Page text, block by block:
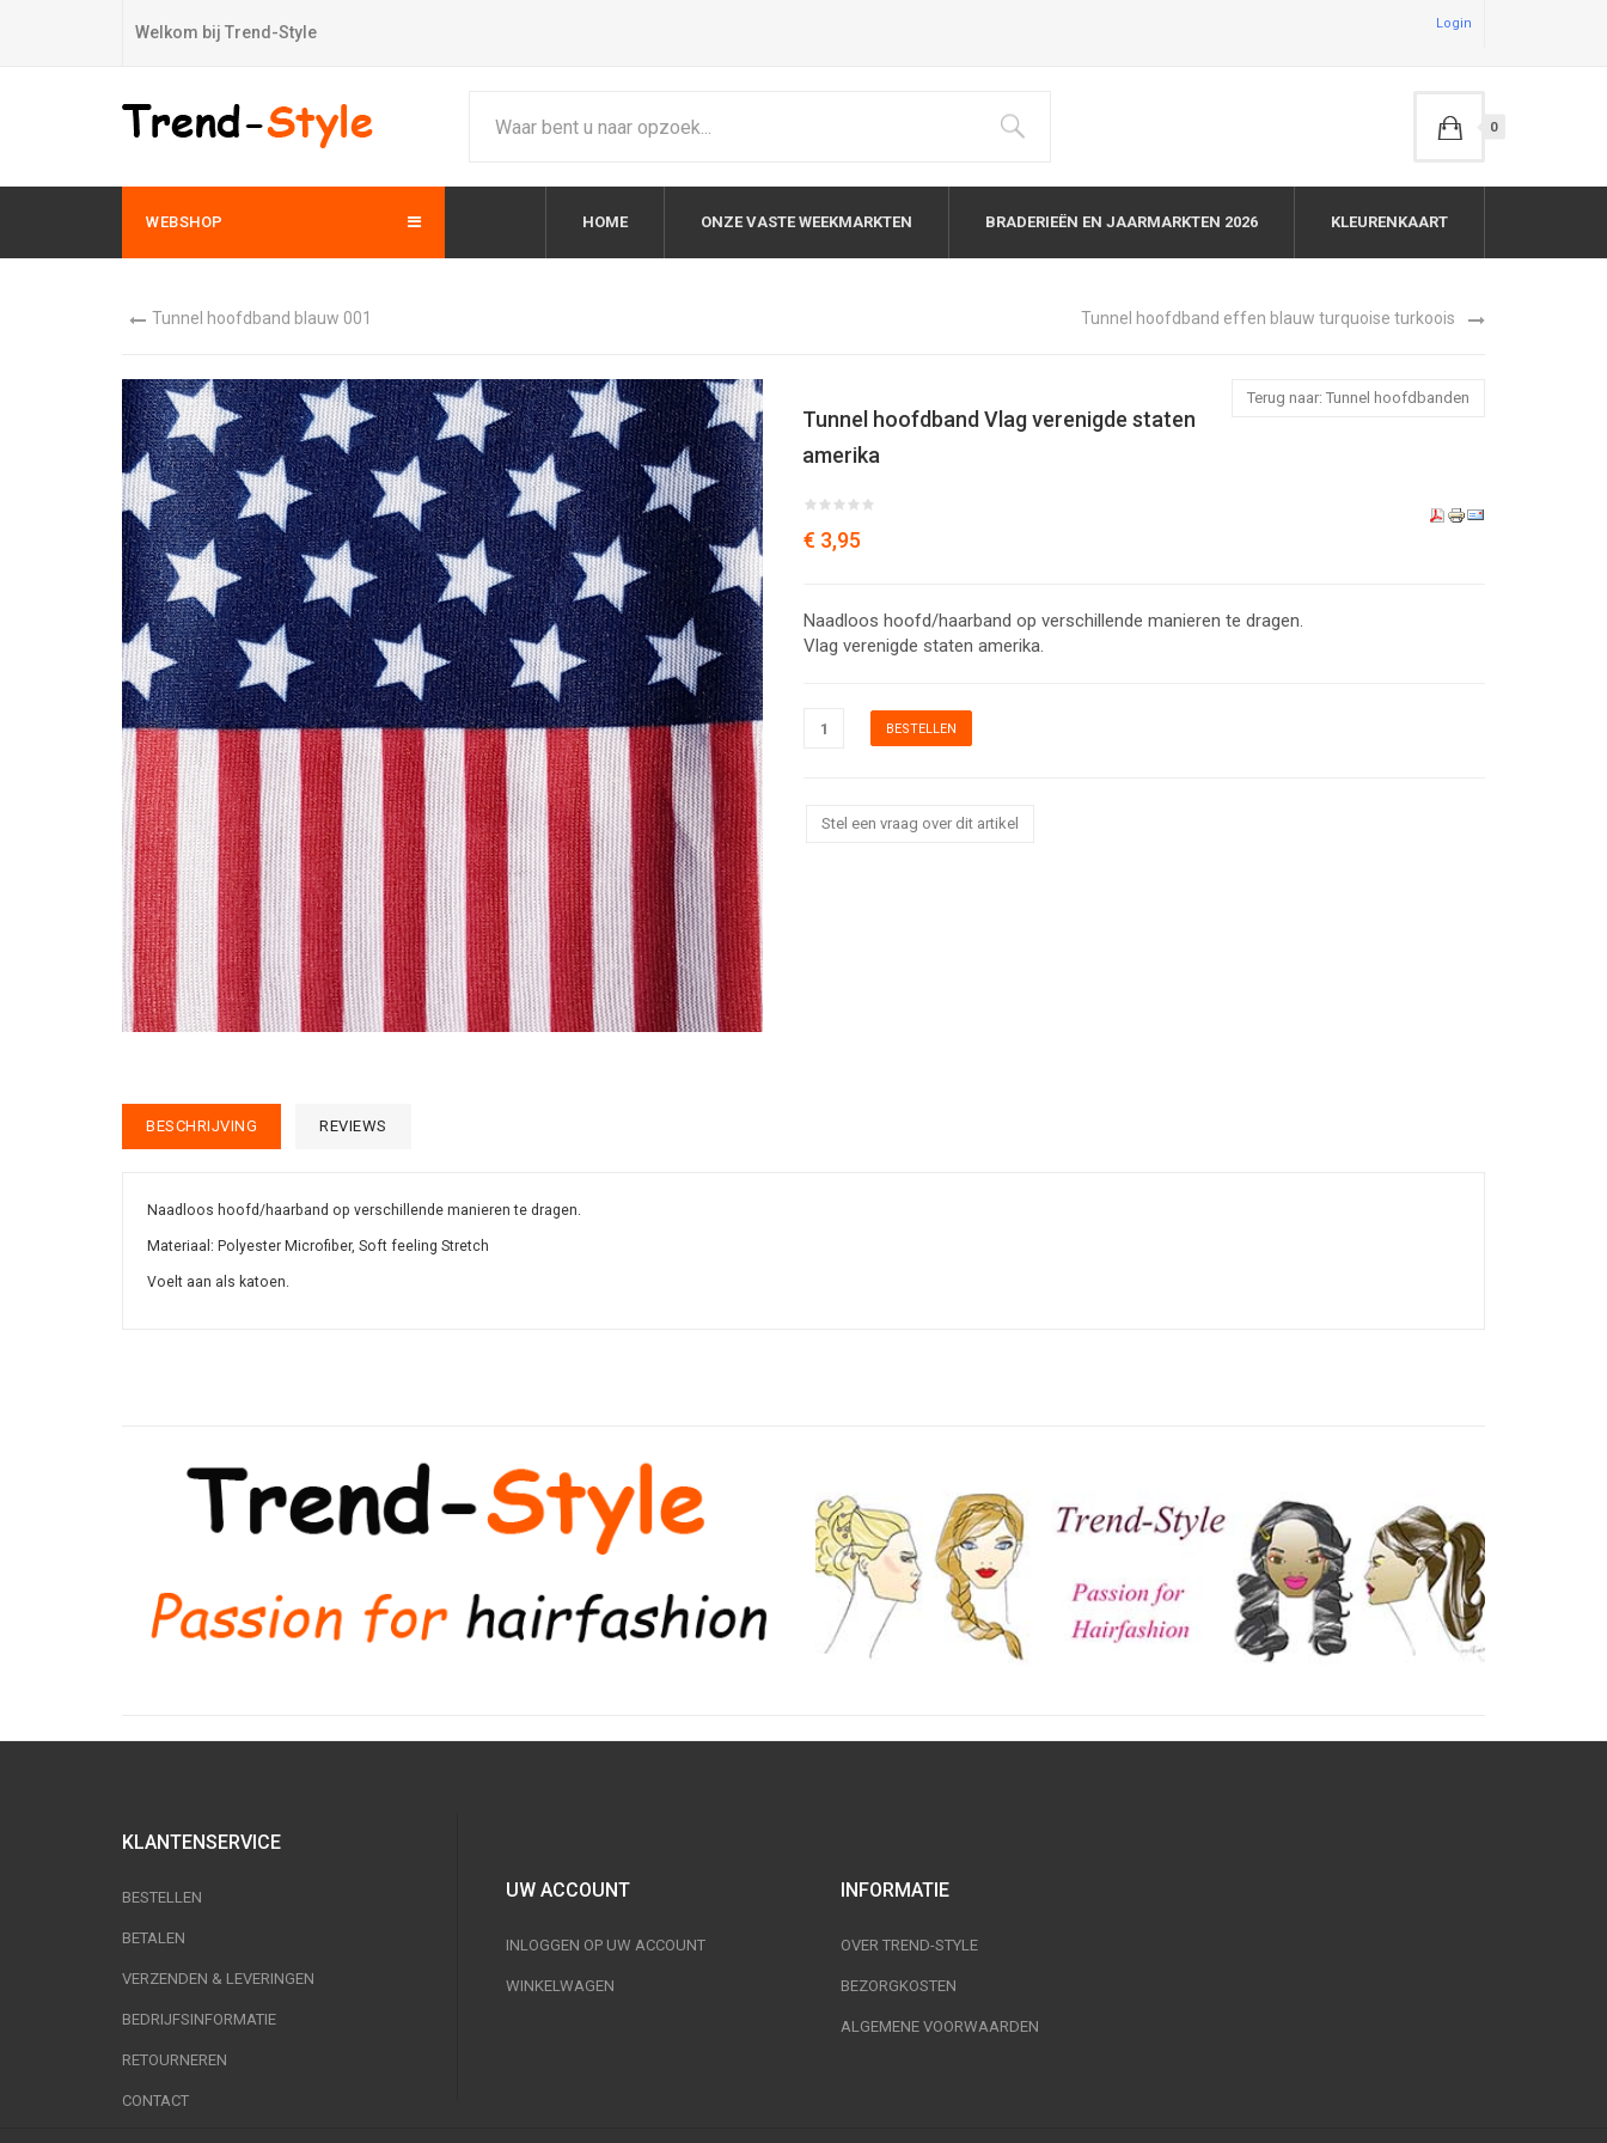
Welkom bij Trend-Style Login
0
WEBSHOP HOME ONZE VASTE WEEKMARKTEN BRADERIEËN EN JAARMARKTEN 2026 KLEURENKAART
Tunnel hoofdband blauw 001 Tunnel hoofdband effen blauw turquoise turkoois
Terug naar: Tunnel hoofdbanden
Tunnel hoofdband Vlag verenigde staten
amerika
€ 3,95
Naadloos hoofd/haarband op verschillende manieren te dragen.
Vlag verenigde staten amerika.
Stel een vraag over dit artikel
BESCHRIJVING REVIEWS
Naadloos hoofd/haarband op verschillende manieren te dragen.
Materiaal: Polyester Microfiber, Soft feeling Stretch
Voelt aan als katoen.
KLANTENSERVICE
BESTELLEN
BETALEN
VERZENDEN & LEVERINGEN
BEDRIJFSINFORMATIE
RETOURNEREN
CONTACT
UW ACCOUNT
INLOGGEN OP UW ACCOUNT
WINKELWAGEN
INFORMATIE
OVER TREND-STYLE
BEZORGKOSTEN
ALGEMENE VOORWAARDEN